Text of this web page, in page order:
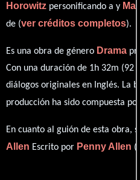
Horowitz personificando a y
de (ver créditos completos).
Es una obra de género Drama
Con una duración de 1h 32m (92
diálogos originales en Inglés. La
producción ha sido compuesta por
En cuanto al guión de esta obra,
Allen Escrito por Penny Allen